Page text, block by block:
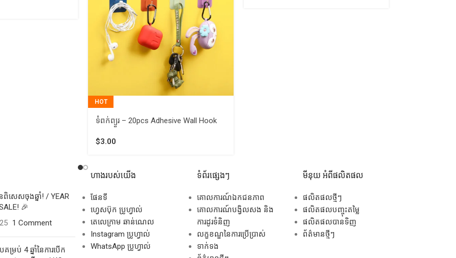
HOT
ទំពក់ព្យួរ – 20pcs Adhesive Wall Hook
$3.00
សេសចុងឆ្នាំ! / YEAR
🎉
1 Comment
ម្រប់ 4 ឆ្នាំនៃការបើក
ហាងរបស់យើង
ផែនទី
ហ្វេសប៊ុក ប្រូហ្វាល់
តេលេក្រាម ឆាន់ណេល
Instagram ប្រូហ្វាល់
WhatsApp ប្រូហ្វាល់
ទំព័រផ្សេងៗ
គោលការណ៍ឯកជនភាព
គោលការណ៍បង្វិលសង និង
ការដូរទំនិញ
លក្ខខណ្ឌនៃការប្រើប្រាស់
ទាក់ទង
មីនុយ អំពីផលិតផល
ផលិតផលថ្មីៗ
ផលិតផលបញ្ចុះតម្លៃ
ផលិតផលបានទិញ
ព័ត៌មានថ្មីៗ